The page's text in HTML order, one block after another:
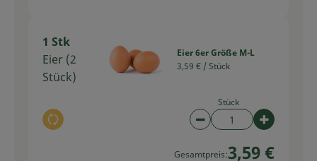
1 Stk
Eier (2
Stück)
Auswahl ändern
Eier 6er Größe M-L
3,59 € /Stück
Stück
Artikelanzahl
Gesamtpreis:3,59 €